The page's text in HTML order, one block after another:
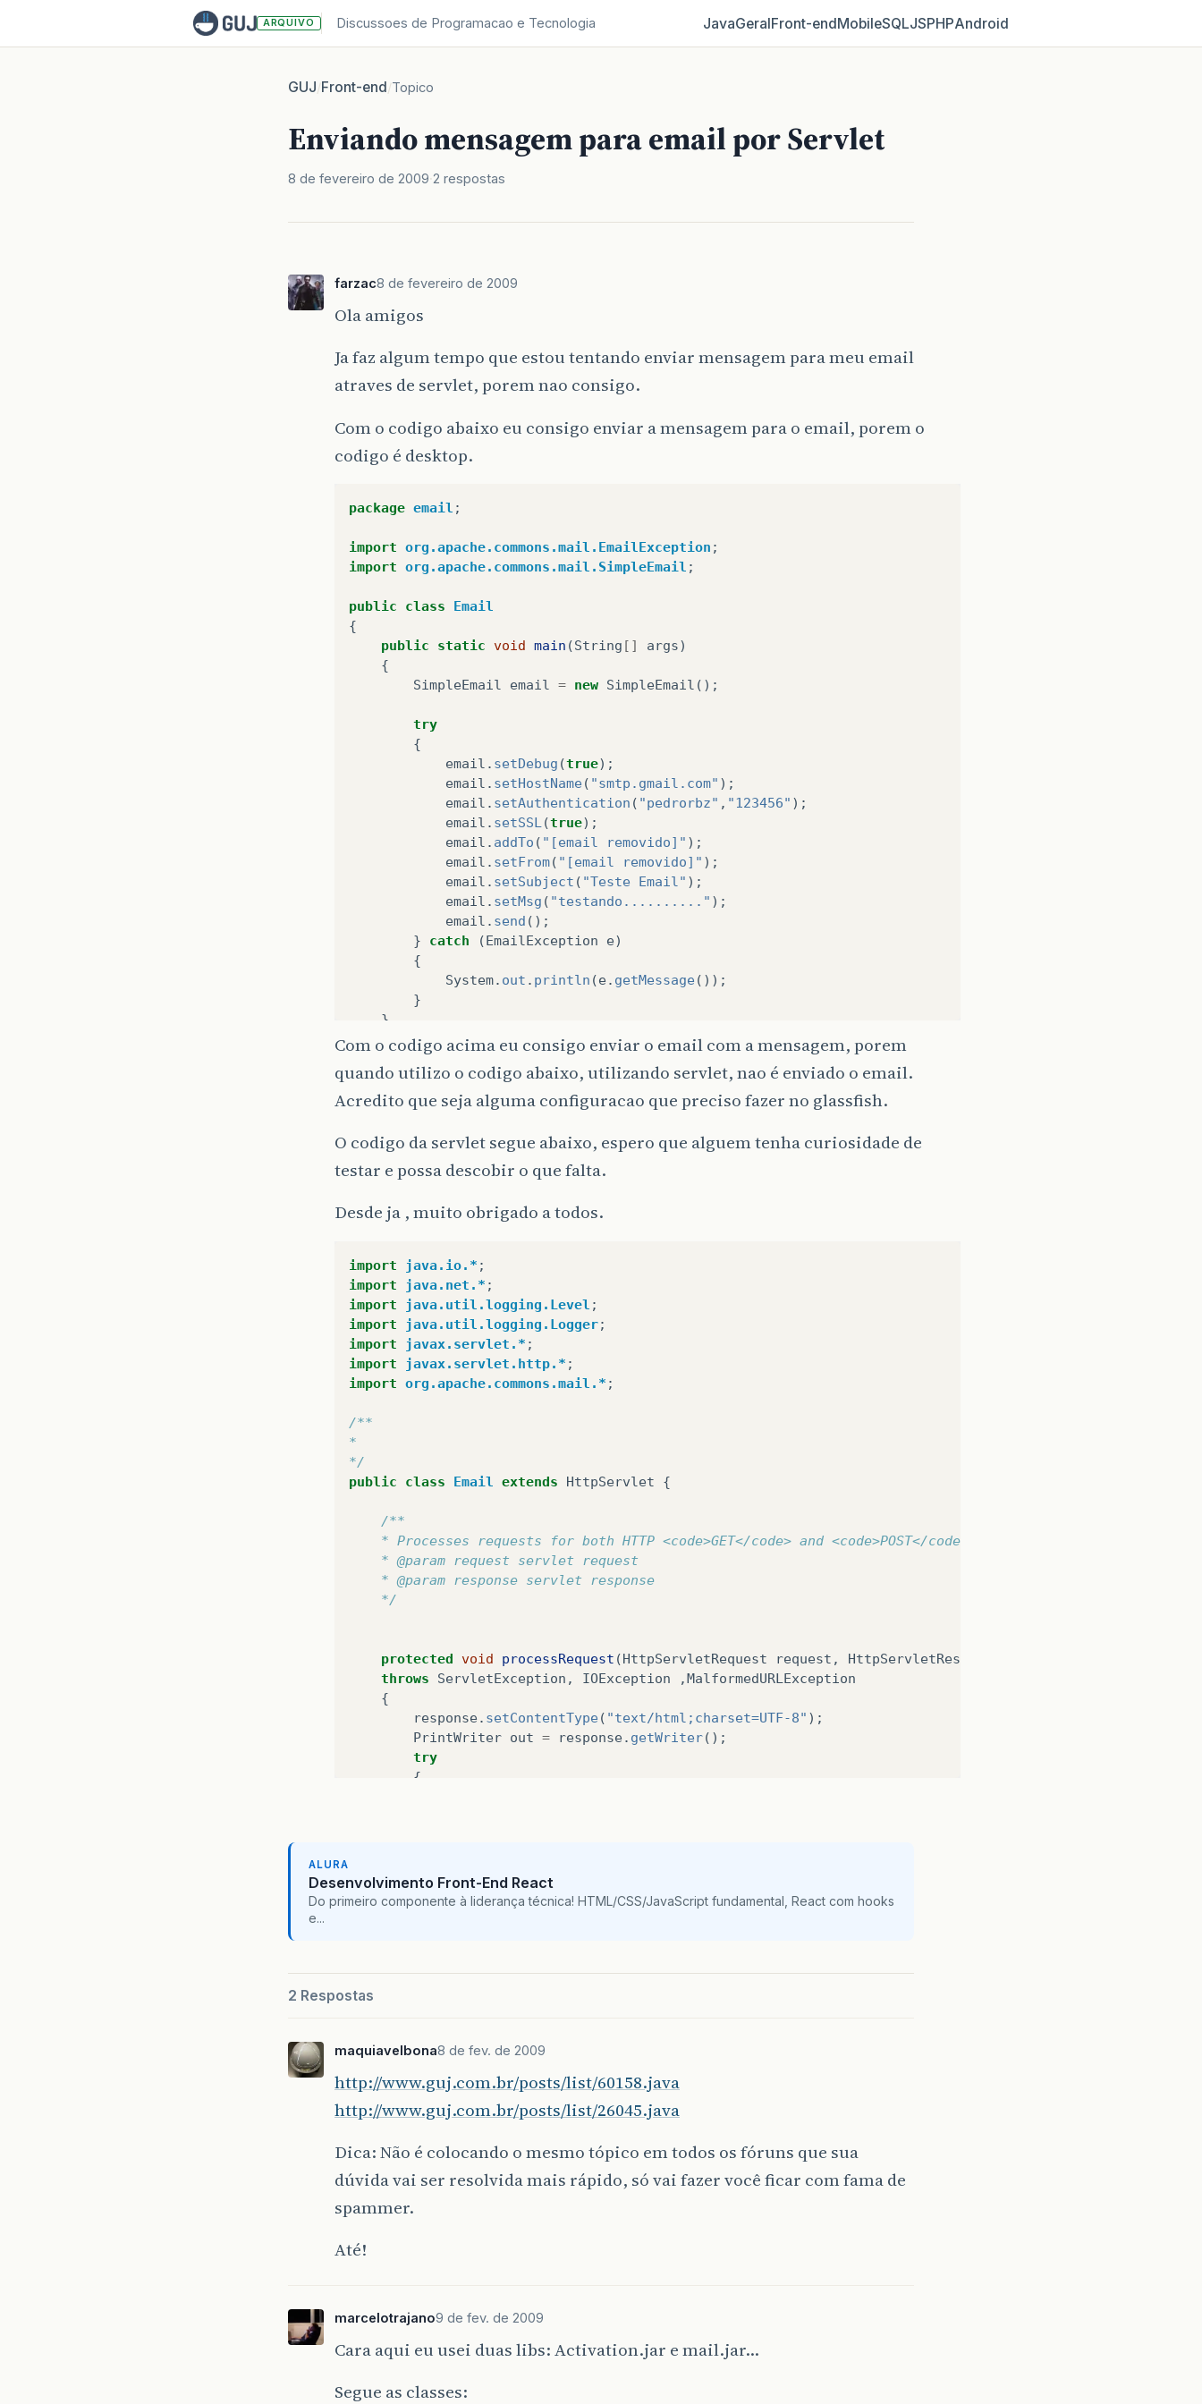
ARQUIVO Discussoes de Programacao e Tecnologia JavaGeralFront‑endMobileSQLJSPHPAndroid
GUJ/Front-end/Topico
Enviando mensagem para email por Servlet
8 de fevereiro de 2009 2 respostas
farzac8 de fevereiro de 2009
Ola amigos
Ja faz algum tempo que estou tentando enviar mensagem para meu email
atraves de servlet, porem nao consigo.
Com o codigo abaixo eu consigo enviar a mensagem para o email, porem o
codigo é desktop.
package email ;
import org.apache.commons.mail.EmailException ;
import org.apache.commons.mail.SimpleEmail ;
public class
Email
{
public
static void main (String [] args)
{
SimpleEmail
email = new SimpleEmail ();
try
{
email . setDebug (true);
email . setHostName( "smtp.gmail.com" );
email . setAuthentication ( "pedrorbz" , "123456" );
email . setSSL (true);
email . addTo ( "[email removido]" );
email . setFrom( "[email removido]" );
email . setSubject ( "Teste Email" );
email . setMsg ( "testando.........." );
email . send ();
}
catch (EmailException e)
{
System. out . println (e. getMessage());
}
}
Com o codigo acima eu consigo enviar o email com a mensagem, porem
quando utilizo o codigo abaixo, utilizando servlet, nao é enviado o email.
Acredito que seja alguma configuracao que preciso fazer no glassfish.
O codigo da servlet segue abaixo, espero que alguem tenha curiosidade de
testar e possa descobir o que falta.
Desde ja , muito obrigado a todos.
import java.io.* ;
import
java.net.* ;
import
java.util.logging.Level ;
import
java.util.logging.Logger;
import
javax.servlet.* ;
import
javax.servlet.http.* ;
import org.apache.commons.mail.* ;
/**
*
*/
public
class Email extends HttpServlet {
/**
    * Processes requests for both HTTP <code>GET</code> and <code>POST</code> methods.
    * @param request servlet request
    * @param response servlet response
    */
protected void processRequest (HttpServletRequest request , HttpServletResponse
throws
ServletException , IOException ,MalformedURLException
{
response. setContentType( "text/html;charset=UTF-8" );
PrintWriter out = response. getWriter();
try
{
email. setSSL (true
email
addTo ( "[email removido]"
);
}
finally {
}
}
// <editor-fold defaultstate="collapsed" desc="Métodos HttpServlet. Clique no sinal de + à
    * Handles the HTTP <code>GET</code> method.
    * @param request servlet request
    */
}
    * Handles the HTTP <code>POST</code> method.
ALURA
Desenvolvimento Front-End React
Do primeiro componente à liderança técnica! HTML/CSS/JavaScript fundamental, React com hooks
e...
2 Respostas
maquiavelbona8 de fev. de 2009
http://www.guj.com.br/posts/list/60158.java
http://www.guj.com.br/posts/list/26045.java
Dica: Não é colocando o mesmo tópico em todos os fóruns que sua
dúvida vai ser resolvida mais rápido, só vai fazer você ficar com fama de
spammer.
Até!
marcelotrajano9 de fev. de 2009
Cara aqui eu usei duas libs: Activation.jar e mail.jar...
Segue as classes: